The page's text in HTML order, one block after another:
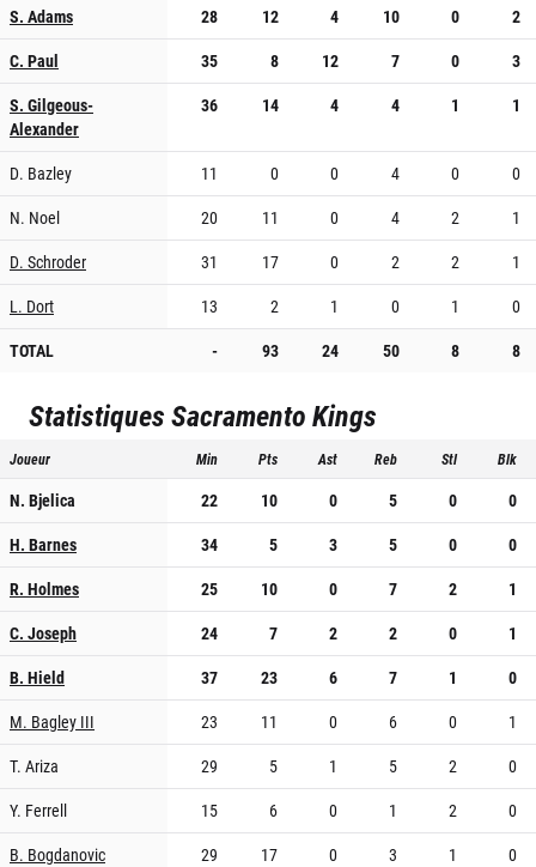
S. Adams
28 12 4 10 0
2
C. Paul
35 8 12 7 0
3
S. Gilgeous-
Alexander
36 14 4 4 1 1
D. Bazley 11 0 0 4 0
0
N. Noel
20 11 0 4 2
1
D. Schroder
31 17 0 2 2
1
L. Dort
13 2 1 0 1
0
TOTAL
- 93 24 50 8 8
StatistiquesSacramento Kings
Joueur Min Pts Ast Reb Stl Blk
N. Bjelica 22 10 0 5 0
0
H. Barnes
34 5 3 5 0
0
R. Holmes
25 10 0 7 2
1
C. Joseph
24 7 2 2 0
1
B. Hield
37 23 6 7 1
0
M. Bagley III
23 11 0 6 0
1
T. Ariza
29 5 1 5 2
0
Y. Ferrell
15 6 0 1 2
0
B. Bogdanovic
29 17 0 3 1
0